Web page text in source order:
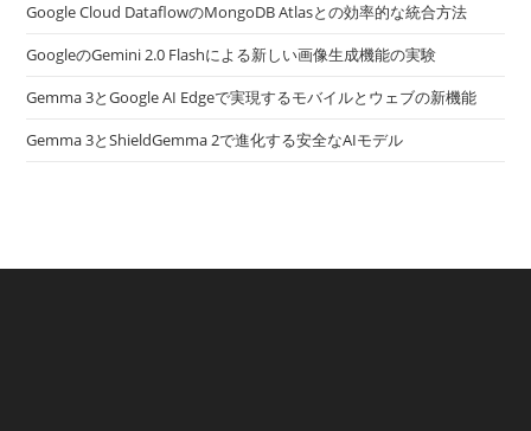
Google Cloud DataflowのMongoDB Atlasとの効率的な統合方法
GoogleのGemini 2.0 Flashによる新しい画像生成機能の実験
Gemma 3とGoogle AI Edgeで実現するモバイルとウェブの新機能
Gemma 3とShieldGemma 2で進化する安全なAIモデル